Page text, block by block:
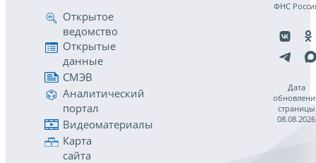
Открытое
ведомство
Открытые
данные
СМЭВ
Аналитический
портал
Видеоматериалы
Карта
сайта
ФНС
Дата
страницы
08.08.2026